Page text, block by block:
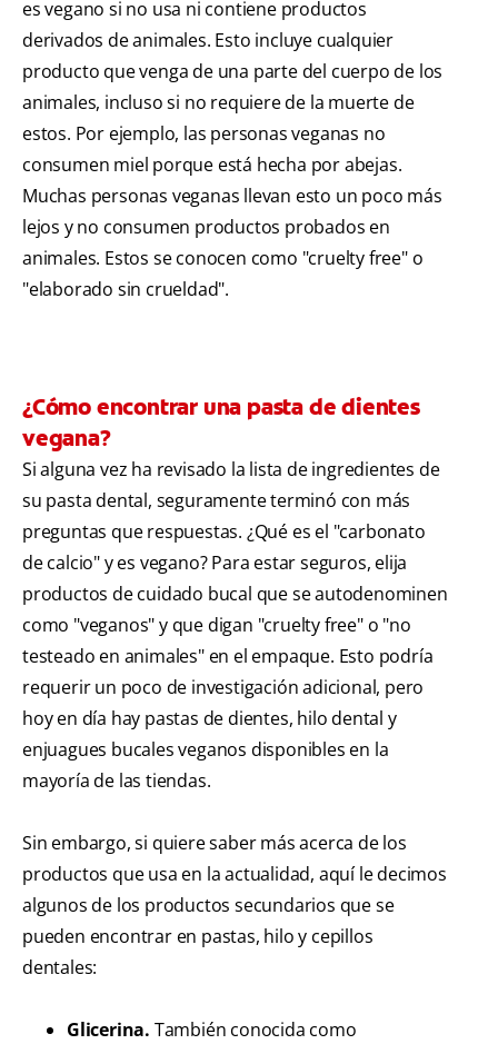
es vegano si no usa ni contiene productos
derivados de animales. Esto incluye cualquier
producto que venga de una parte del cuerpo de los
animales, incluso si no requiere de la muerte de
estos. Por ejemplo, las personas veganas no
consumen miel porque está hecha por abejas.
Muchas personas veganas llevan esto un poco más
lejos y no consumen productos probados en
animales. Estos se conocen como "cruelty free" o
"elaborado sin crueldad".
¿Cómo encontrar una pasta de dientes
vegana?
Si alguna vez ha revisado la lista de ingredientes de
su pasta dental, seguramente terminó con más
preguntas que respuestas. ¿Qué es el "carbonato
de calcio" y es vegano? Para estar seguros, elija
productos de cuidado bucal que se autodenominen
como "veganos" y que digan "cruelty free" o "no
testeado en animales" en el empaque. Esto podría
requerir un poco de investigación adicional, pero
hoy en día hay pastas de dientes, hilo dental y
enjuagues bucales veganos disponibles en la
mayoría de las tiendas.
Sin embargo, si quiere saber más acerca de los
productos que usa en la actualidad, aquí le decimos
algunos de los productos secundarios que se
pueden encontrar en pastas, hilo y cepillos
dentales:
Glicerina. También conocida como